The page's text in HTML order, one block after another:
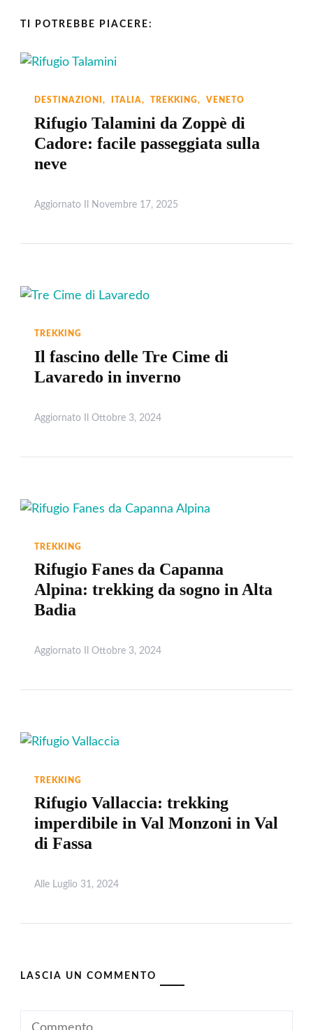
TI POTREBBE PIACERE:
DESTINAZIONI ITALIA TREKKING VENETO
Rifugio Talamini da Zoppè di
Cadore: facile passeggiata sulla
neve
Aggiornato Il Novembre 17, 2025
TREKKING
Il fascino delle Tre Cime di
Lavaredo in inverno
Aggiornato Il Ottobre 3, 2024
TREKKING
Rifugio Fanes da Capanna
Alpina: trekking da sogno in Alta
Badia
Aggiornato Il Ottobre 3, 2024
TREKKING
Rifugio Vallaccia: trekking
imperdibile in Val Monzoni in Val
di Fassa
Alle Luglio 31, 2024
LASCIA UN COMMENTO